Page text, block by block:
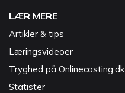
LÆR MERE
Artikler & tips
Læringsvideoer
Tryghed på Onlinecasting.dk
Statister